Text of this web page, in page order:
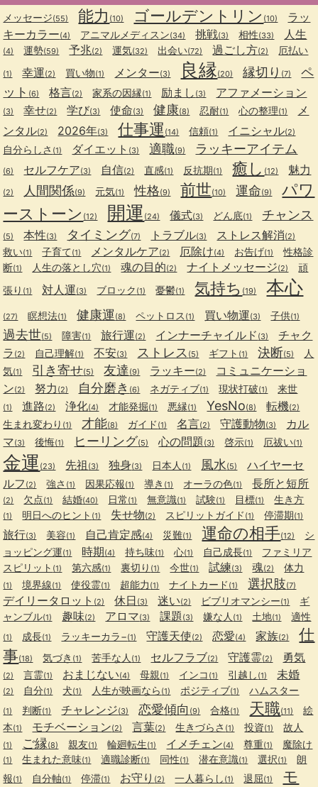
メッセージ(55) 能力 (10) ゴールデントリン (10)
ラッ
キーカラー(4) アニマルメディスン(34) 挑戦(3) 相性(33) 人生
(4) 運勢(59) 予兆(2) 運気(32) 出会い(72) 過ごし方(2) 厄払い
(1) 幸運(2) 買い物(1) メンター(3) 良縁(20) 縁切り (7)
ペ
ット (6) 格言(2) 家系の因縁(1) 励まし (3) アファメーション
(3) 幸せ(2) 学び(3) 使命(3) 健康(8) 忍耐(1) 心の整理(1)
メ
ンタル(2) 2026年(3) 仕事運 (14) 信頼(1) イニシャル(2)
自分らしさ (1) ダイエット (3) 適職(9) ラッキーアイテム
(6) セルフケア(3) 自信(2) 直感(1) 反抗期(1) 癒し (12) 魅力
(2) 人間関係(9) 元気(1) 性格(9) 前世(10) 運命(9)
パワ
ーストーン (12) 開運 (24) 儀式(3) どん底(1) チャンス
(5) 本性(3) タイミング(7) トラブル(3) ストレス解消(2)
救い(1) 子育て(1) メンタルケア(2) 厄除け(4) お告げ(1)
性格診
断(1) 人生の落とし穴(1) 魂の目的(2) ナイトメッセージ(2)
頑
張り (1) 対人運(3) ブロック (1) 憂鬱(1) 気持ち (19) 本心
(27) 瞑想法(1) 健康運(8) ペットロス (1) 買い物運(3) 子供(1)
過去世(5) 障害(1) 旅行運(2) インナーチャイルド (3)
チャク
ラ (2) 自己理解(1) 不安(3) ストレス (5) ギフト (1) 決断(5)
人
気(1) 引き寄せ(5) 友達 (9) ラッキー(2)
コミュニケーショ
ン(2) 努力 (2) 自分磨き (6) ネガティブ(1) 現状打破(1) 来世
(1) 進路(2) 浄化(4) 才能発掘(1) 悪縁(1) YesNo(8) 転機(2)
生まれ変わり (1) 才能(8) ガイド (1) 名言(2) 守護動物(3)
カル
マ(3) 後悔(1) ヒーリング(5) 心の問題 (3) 啓示(1) 厄祓い(1)
金運 (23) 先祖 (3) 独身(3) 日本人 (1) 風水(5)
ハイヤーセ
ルフ (2) 強さ (1) 因果応報(1) 導き (1) オーラの色(1) 長所と短所
(2) 欠点(1) 結婚(40) 日常 (1) 無意識(1) 試験(1) 目標(1) 生き方
(1) 明日へのヒント (1) 失せ物(2) スピリットガイド (1) 停滞期(1)
旅行(3) 美容(1) 自己肯定感(4) 災難(1) 運命の相手(12)
シ
ョッピング運(1) 時期(4) 持ち味(1) 心(1) 自己成長(1)
ファミリア
スピリット (1) 第六感(1) 裏切り (1) 今世(1) 試練(3) 魂(2) 体力
(1) 境界線(1) 使役霊(1) 超能力 (1) ナイトカード (1) 選択肢(7)
デイリータロット (2) 休日 (3) 迷い(2) ビブリオマンシー(1)
ギ
ャンブル(1) 趣味(2) アロマ(3) 課題 (3) 嫌な人 (1) 土地(1) 適性
(1) 成長(1) ラッキーカラ−(1) 守護天使(2) 恋愛(4) 家族(2)
仕
事(18) 気づき (1) 苦手な人 (1) セルフラブ(2) 守護霊(2) 勇気
(2) 言霊(1) おまじない(4) 母親(1) インコ (1) 引越し (1) 未婚
(2) 自分(1) 犬(1) 人生が映画なら (1) ポジティブ(1) ハムスター
(1) 判断(1) チャレンジ(3) 恋愛傾向 (9) 合格(1) 天職(11)
絵
本(1) モチベーション(2) 言葉(2) 生きづらさ (1) 投資(1) 故人
(1) ご縁(8) 親友(1) 輪廻転生(1) イメチェン(4) 尊重(1) 魔除け
(1) 生まれた意味(1) 適職診断(1) 同性(1) 潜在意識(1) 選択(1)
朗
報(1) 自分軸(1) 停滞(1) お守り (2) 一人暮らし (1) 退屈(1)
モ